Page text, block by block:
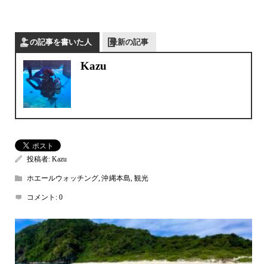
この記事を書いた人 最新の記事
Kazu
投稿者: Kazu
ホエールウォッチング,沖縄本島, 観光
コメント: 0